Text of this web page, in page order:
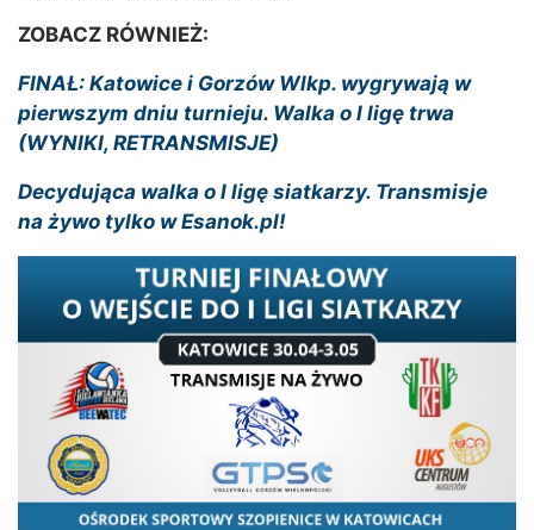
ZOBACZ RÓWNIEŻ:
FINAŁ: Katowice i Gorzów Wlkp. wygrywają w
pierwszym dniu turnieju. Walka o I ligę trwa
(WYNIKI, RETRANSMISJE)
Decydująca walka o I ligę siatkarzy. Transmisje
na żywo tylko w Esanok.pl!